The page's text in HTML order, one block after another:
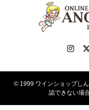
© 1999 ワインショップ
認できない場